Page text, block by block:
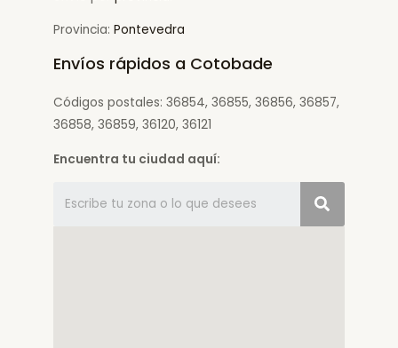
Provincia: Pontevedra
Envíos rápidos a Cotobade
Códigos postales: 36854, 36855, 36856, 36857,
36858, 36859, 36120, 36121
Encuentra tu ciudad aquí: